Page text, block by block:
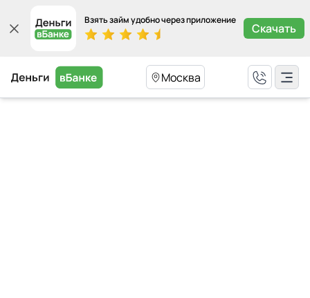
Взять займ удобно через приложение
Скачать
Москва